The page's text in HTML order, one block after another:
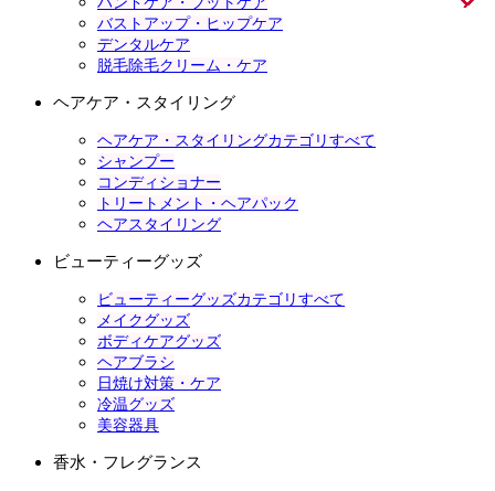
バストアップ・ヒップケア
デンタルケア
脱毛除毛クリーム・ケア
ヘアケア・スタイリング
ヘアケア・スタイリングカテゴリすべて
シャンプー
コンディショナー
トリートメント・ヘアパック
ヘアスタイリング
ビューティーグッズ
ビューティーグッズカテゴリすべて
メイクグッズ
ボディケアグッズ
ヘアブラシ
日焼け対策・ケア
冷温グッズ
美容器具
香水・フレグランス